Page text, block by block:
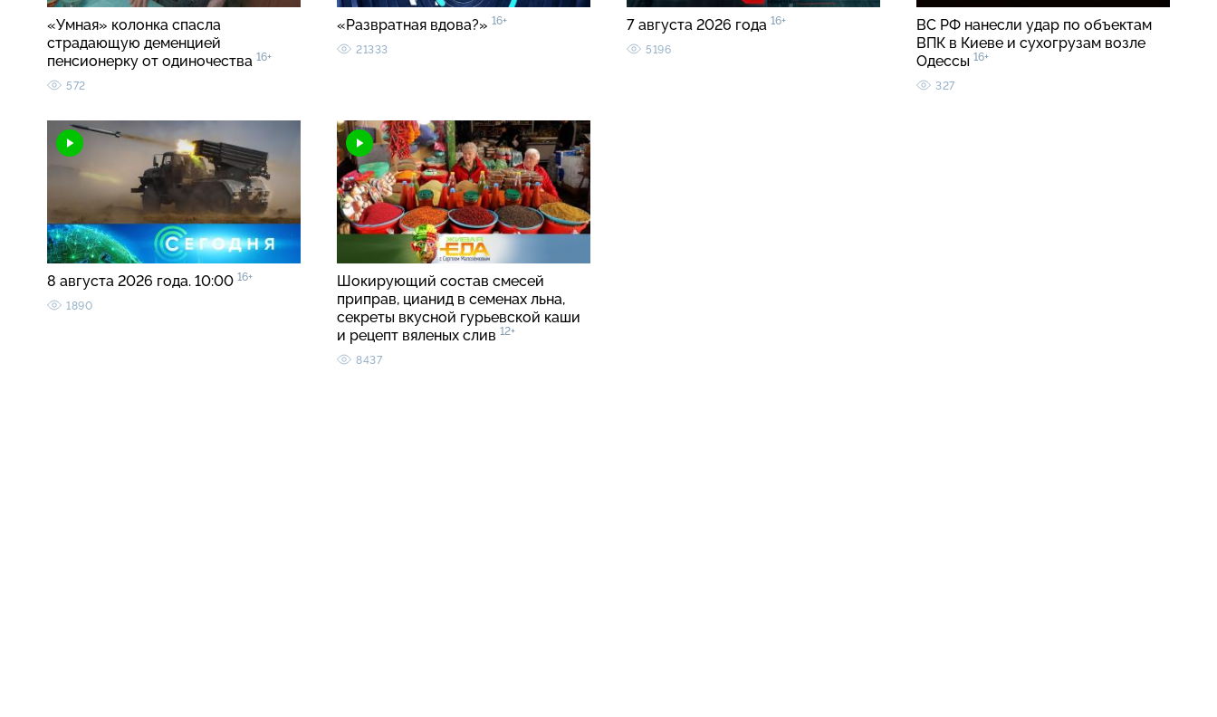
«Умная» колонка спасла
страдающую деменцией
пенсионерку от одиночества 16+
572
«Развратная вдова?» 16+
21333
7 августа 2026 года 16+
5196
ВС РФ нанесли удар по объектам
ВПК в Киеве и сухогрузам возле
Одессы 16+
327
8 августа 2026 года. 10:00 16+
1890
Шокирующий состав смесей
приправ, цианид в семенах льна,
секреты вкусной гурьевской каши
и рецепт вяленых слив 12+
8437